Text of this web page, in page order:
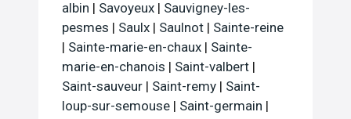
albin | Savoyeux | Sauvigney-les-
pesmes | Saulx | Saulnot | Sainte-reine
| Sainte-marie-en-chaux | Sainte-
marie-en-chanois | Saint-valbert |
Saint-sauveur | Saint-remy | Saint-
loup-sur-semouse | Saint-germain |